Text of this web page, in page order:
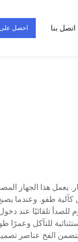
اتصل بنا احصل
يعمل هذا الجهاز
طفو. وعندما
تلقائيًا عند دخول
للتآكل وعمرًا
الفخ عناصر